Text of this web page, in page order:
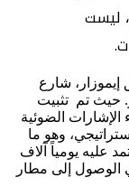
ليست
إيموزار، شارع
حيث تم تثبيت
الضوئية
وهو ما
عليه يومياً آلاف
الوصول إلى مطار